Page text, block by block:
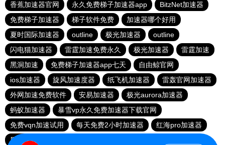
香蕉加速器官网
永久免费梯子加速器app
BitzNet加速器
免费梯子加速器
梯子软件免费
加速器哪个好用
夏时国际加速器
outline 极光加速器
outline
闪电猫加速器
雷霆加速免费永久 极光加速器
雷霆加速
黑洞加速
免费梯子加速器app七天
自由鲸官网
ios加速器
旋风加速度器 纸飞机加速器
雷轰官网加速器
外网加速免费软件
安易加速器
极光aurora加速器
蚂蚁加速器
暴雪vp永久免费加速器下载官网
免费vqn加速试用
每天免费2小时加速器
红海pro加速器
黑洞官网